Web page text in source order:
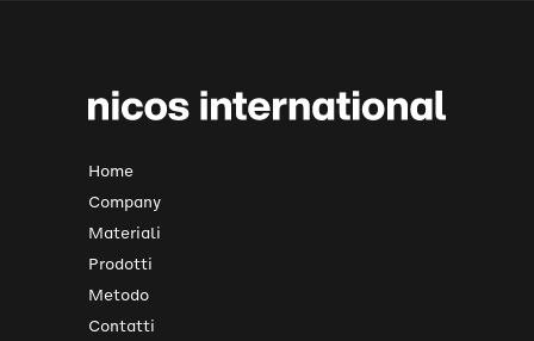
Home
Company
Materiali
Prodotti
Metodo
Contatti